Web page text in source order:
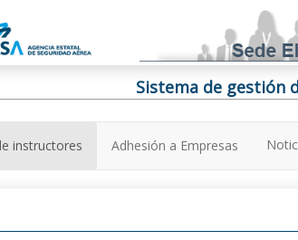
Sistema de gestión
instructores Adhesión a Empresas